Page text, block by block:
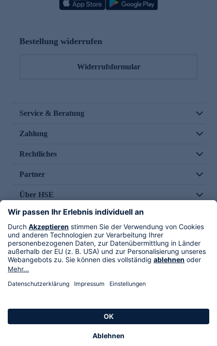
Bestellung widerrufen
Widerrufsformular
Service & Beratung
Zahlung
Rechtliches
Partner
Über HSE
Im TV
HSE International